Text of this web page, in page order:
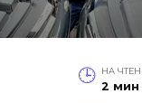
НА
2 мин